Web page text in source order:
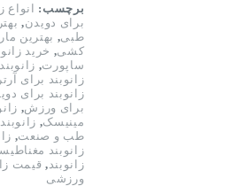
برچسب: انواع
برای دویدن,
طبی, بهترین
کشی, خرید
ساپورت, زانوبند MEDI
زانوبند برای
زانوبند برای
برای ورزش,
مینیسک,
طب و صنعت,
زانوبند
زانوبند , قیمت
ورزشی